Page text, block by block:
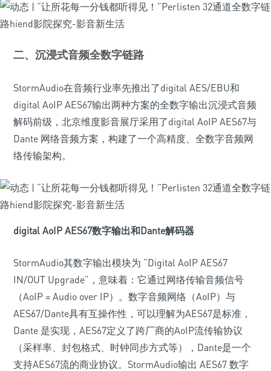
二、沉浸式音频全数字链路
StormAudio在音频行业率先推出了digital AES/EBU和
digital AoIP AES67输出两种方案的全数字输出沉浸式音频
解码前级，北京维度影音展厅采用了digital AoIP AES67与
Dante 网络音频方案，构建了一个高精度、全数字音频网
络传输架构。
digital AoIP AES67数字输出和Dante解码器
StormAudio其数字输出模块为 “Digital AoIP AES67
IN/OUT Upgrade”，意味着：它通过网络传输音频信号
（AoIP = Audio over IP）。数字音频网络（AoIP）与
AES67/Dante具有互操作性，可以理解为AES67是标准，
Dante 是实现，AES67定义了跨厂商的AoIP流传输协议
（采样率、封包格式、时钟同步方式等），Dante是一个
支持AES67流的商业协议。StormAudio输出 AES67 数字